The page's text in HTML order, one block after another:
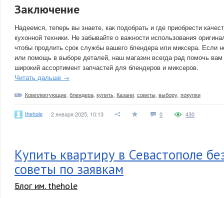
Заключение
Надеемся, теперь вы знаете, как подобрать и где приобрести
кухонной техники. Не забывайте о важности использования
чтобы продлить срок службы вашего блендера или миксера. Если
или помощь в выборе деталей, наш магазин всегда рад помочь
широкий ассортимент запчастей для блендеров и миксеров.
Читать дальше →
Комплектующие блендера купить Казани советы выбору покупки
thehole 2 января 2025, 10:13 0 430
Купить квартиру в Севастополе
советы по заявкам
Блог им. thehole